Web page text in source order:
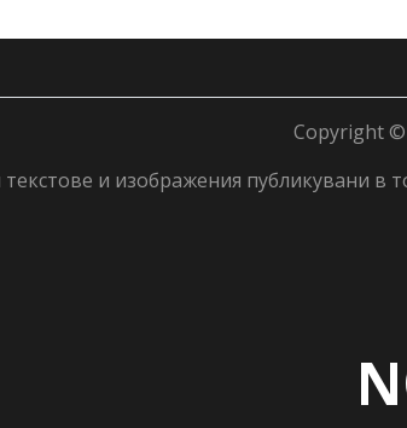
Copyright ©
текстове и изображения публикувани в